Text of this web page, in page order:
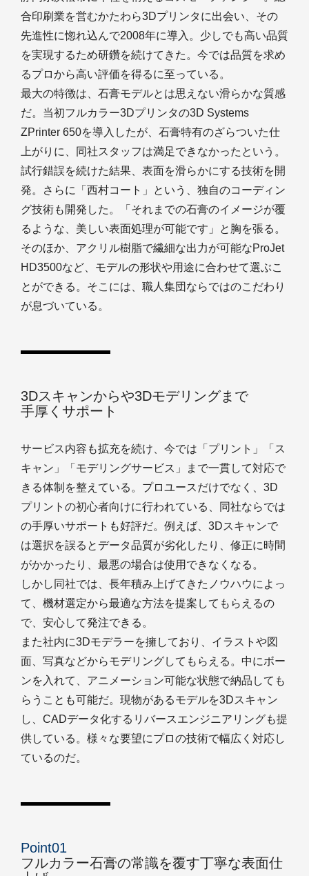
合印刷業を営むかたわら3Dプリンタに出会い、その
先進性に惚れ込んで2008年に導入。少しでも高い品質
を実現するため研鑽を続けてきた。今では品質を求め
るプロから高い評価を得るに至っている。
最大の特徴は、石膏モデルとは思えない滑らかな質感
だ。当初フルカラー3Dプリンタの3D Systems
ZPrinter 650を導入したが、石膏特有のざらついた仕
上がりに、同社スタッフは満足できなかったという。
試行錯誤を続けた結果、表面を滑らかにする技術を開
発。さらに「西村コート」という、独自のコーディン
グ技術も開発した。「それまでの石膏のイメージが覆
るような、美しい表面処理が可能です」と胸を張る。
そのほか、アクリル樹脂で繊細な出力が可能なProJet
HD3500など、モデルの形状や用途に合わせて選ぶこ
とができる。そこには、職人集団ならではのこだわり
が息づいている。
3Dスキャンからや3Dモデリングまで
手厚くサポート
サービス内容も拡充を続け、今では「プリント」「ス
キャン」「モデリングサービス」まで一貫して対応で
きる体制を整えている。プロユースだけでなく、3D
プリントの初心者向けに行われている、同社ならでは
の手厚いサポートも好評だ。例えば、3Dスキャンで
は選択を誤るとデータ品質が劣化したり、修正に時間
がかかったり、最悪の場合は使用できなくなる。
しかし同社では、長年積み上げてきたノウハウによっ
て、機材選定から最適な方法を提案してもらえるの
で、安心して発注できる。
また社内に3Dモデラーを擁しており、イラストや図
面、写真などからモデリングしてもらえる。中にボー
ンを入れて、アニメーション可能な状態で納品しても
らうことも可能だ。現物があるモデルを3Dスキャン
し、CADデータ化するリバースエンジニアリングも提
供している。様々な要望にプロの技術で幅広く対応し
ているのだ。
Point01
フルカラー石膏の常識を覆す丁寧な表面仕